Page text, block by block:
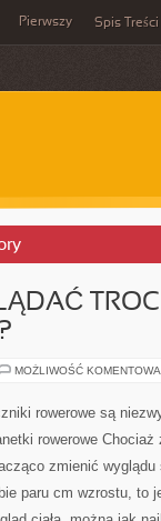
Pierwszy Spis Treści
MOŻLIWOŚĆ
rowerowe są
rowerowe
zmienić
paru cm wzrostu, to